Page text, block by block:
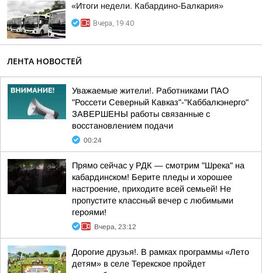
«Итоги недели. Кабардино-Балкария»
Вчера, 19:40
ЛЕНТА НОВОСТЕЙ
Уважаемые жители!. Работниками ПАО
"Россети Северный Кавказ"-"Каббалкэнерго"
ЗАВЕРШЕНЫ работы связанные с
восстановлением подачи
00:24
Прямо сейчас у РДК — смотрим "Шрека" на
кабардинском! Берите пледы и хорошее
настроение, приходите всей семьей! Не
пропустите классный вечер с любимыми
героями!
Вчера, 23:12
Дорогие друзья!. В рамках программы «Лето
детям» в селе Терекское пройдет